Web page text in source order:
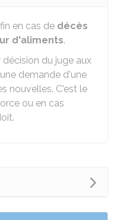
en cas de décès
d'aliments.
du juge aux
demande d'une
nouvelles. C'est le
ou en cas